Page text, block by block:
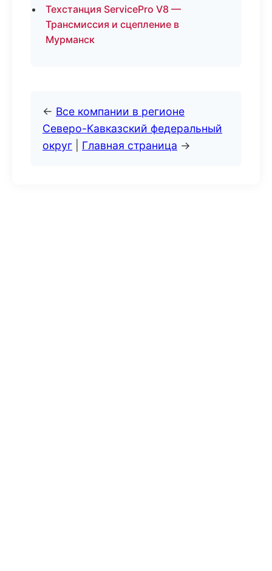
Техстанция ServicePro V8 —
Трансмиссия и сцепление в
Мурманск
← Все компании в регионе
Северо-Кавказский федеральный
округ
Главная страница →